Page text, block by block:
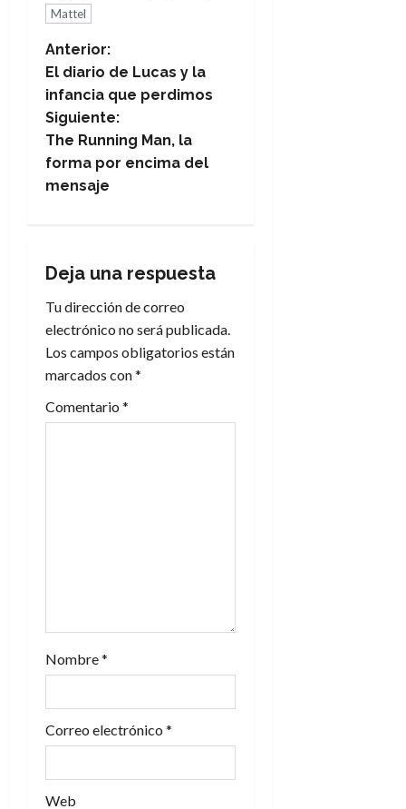
Mattel
N
a
v
e
c
i
ó
n
r
a
d
a
s
Anterior:
El diario de Lucas y la
infancia que perdimos
Siguiente:
The Running Man, la
forma por encima del
mensaje
Deja una respuesta
Tu dirección de correo
electrónico no será publicada.
Los campos obligatorios están
marcados con*
Comentario *
Nombre*
Correo electrónico *
Web